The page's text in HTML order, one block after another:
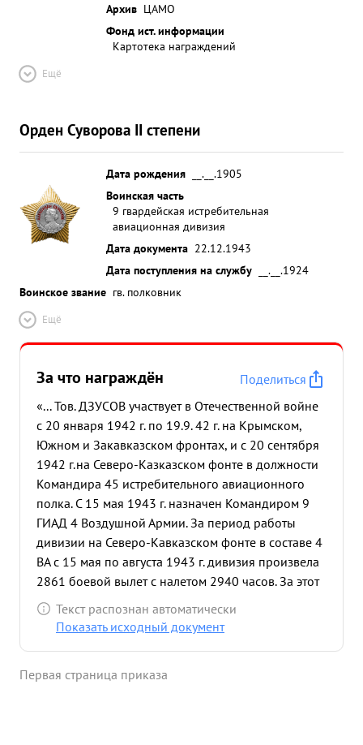
Архив ЦАМО
Фонд ист. информации
Картотека награждений
Ещё
Орден Суворова II степени
Дата рождения
__.__.1905
Воинская часть
9 гвардейская истребительная
авиационная дивизия
Дата документа 22.12.1943
Дата поступления на службу
__.__.1924
Воинское звание гв. полковник
Ещё
За что награждён
Поделиться
«... Тов. ДЗУСОВ участвует в Отечественной войне
с 20 января 1942 г. по 19.9. 42 г. на Крымском,
Южном и Закавказском фронтах, и с 20 сентября
1942 г.на Северо-Казказском фонте в должности
Командира 45 истребительного авиационного
полка. С 15 мая 1943 г. назначен Командиром 9
ГИАД 4 Воздушной Армии. За период работы
дивизии на Северо-Кавказском фонте в составе 4
ВА с 15 мая по августа 1943 г. дивизия произвела
2861 боевой вылет с налетом 2940 часов. За этот
же период произведено 202 воздушных боях и
сбито 172 с-та пр-ка. За период миусской
2819 боевых выле тов с налетом 2700 часов.
Текст распознан автоматически
Показать исходный документ
Первая страница приказа